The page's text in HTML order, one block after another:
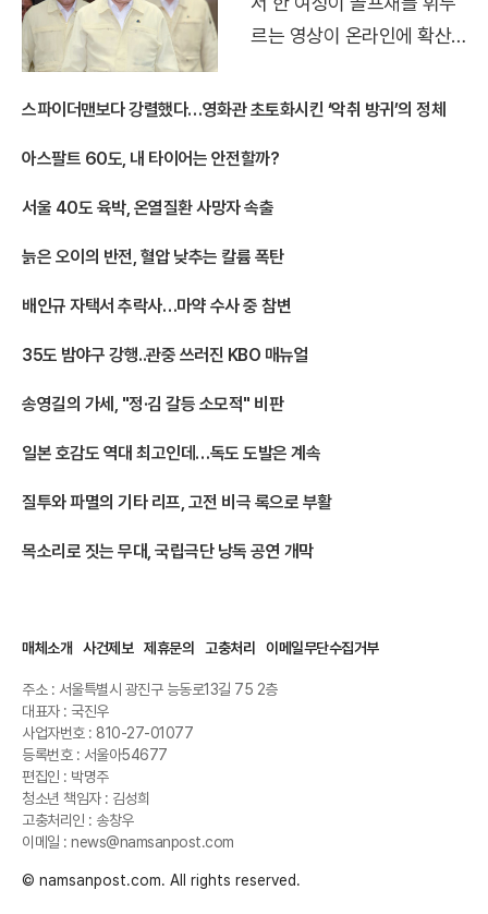
르는 영상이 온라인에 확산
블랙핑크 데뷔 10주년 기념
일이라 팬들 사이의 ..
스파이더맨보다 강렬했다…영화관 초토화시킨 ‘악취 방귀’의 정체
아스팔트 60도, 내 타이어는 안전할까?
서울 40도 육박, 온열질환 사망자 속출
늙은 오이의 반전, 혈압 낮추는 칼륨 폭탄
배인규 자택서 추락사…마약 수사 중 참변
35도 밤야구 강행..관중 쓰러진 KBO 매뉴얼
송영길의 가세, "정·김 갈등 소모적" 비판
일본 호감도 역대 최고인데…독도 도발은 계속
질투와 파멸의 기타 리프, 고전 비극 록으로 부활
목소리로 짓는 무대, 국립극단 낭독 공연 개막
매체소개 사건제보 제휴문의 고충처리 이메일무단수집거부
주소 : 서울특별시 광진구 능동로13길 75 2층
대표자 : 국진우
사업자번호 : 810-27-01077
등록번호 : 서울아54677
편집인 : 박명주
청소년 책임자 : 김성희
고충처리인 : 송창우
이메일 : news@namsanpost.com
© namsanpost.com. All rights reserved.